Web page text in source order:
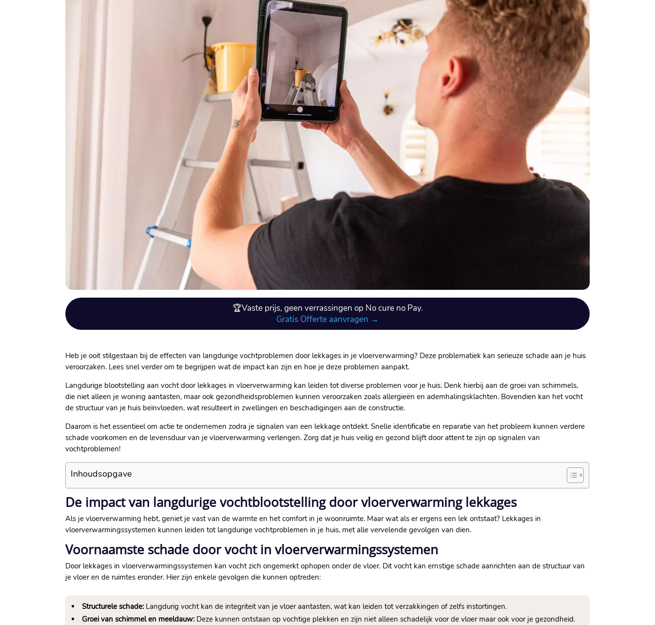
🏆Vaste prijs, geen verrassingen op No cure no Pay.
Gratis Offerte aanvragen →
Heb je ooit stilgestaan bij de effecten van langdurige vochtproblemen door lekkages in je vloerverwarming? Deze problematiek kan serieuze schade aan je huis
veroorzaken.​ Lees snel verder om te begrijpen wat de impact kan zijn en hoe je deze problemen aanpakt.​
Langdurige blootstelling aan vocht door lekkages in vloerverwarming kan leiden tot diverse problemen voor je huis.​ Denk hierbij aan de groei van schimmels,
die niet alleen je woning aantasten, maar ook gezondheidsproblemen kunnen veroorzaken zoals allergieën en ademhalingsklachten.​ Bovendien kan het vocht
de structuur van je huis beïnvloeden, wat resulteert in zwellingen en beschadigingen aan de constructie.​
Daarom is het essentieel om actie te ondernemen zodra je signalen van een lekkage ontdekt.​ Snelle identificatie en reparatie van het probleem kunnen verdere
schade voorkomen en de levensduur van je vloerverwarming verlengen.​ Zorg dat je huis veilig en gezond blijft door attent te zijn op signalen van
vochtproblemen!
Inhoudsopgave
De impact van langdurige vochtblootstelling door vloerverwarming lekkages
Als je vloerverwarming hebt, geniet je vast van de warmte en het comfort in je woonruimte.​ Maar wat als er ergens een lek ontstaat? Lekkages in
vloerverwarmingssystemen kunnen leiden tot langdurige vochtproblemen in je huis, met alle vervelende gevolgen van dien.​
Voornaamste schade door vocht in vloerverwarmingssystemen
Door lekkages in vloerverwarmingssystemen kan vocht zich ongemerkt ophopen onder de vloer.​ Dit vocht kan ernstige schade aanrichten aan de structuur van
je vloer en de ruimtes eronder.​ Hier zijn enkele gevolgen die kunnen optreden:
Structurele schade:Langdurig vocht kan de integriteit van je vloer aantasten, wat kan leiden tot verzakkingen of zelfs instortingen.​
Groei van schimmel en meeldauw:Deze kunnen ontstaan op vochtige plekken en zijn niet alleen schadelijk voor de vloer maar ook voor je gezondheid.​